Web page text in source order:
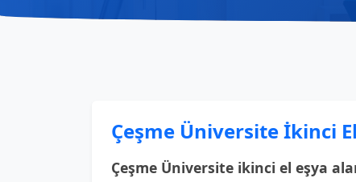
Çeşme Üniversite İkinci
Çeşme Üniversite ikinci el eşya